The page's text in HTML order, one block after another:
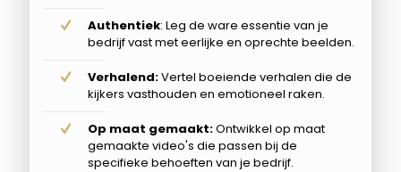
Authentiek: Leg de ware essentie van je
bedrijf vast met eerlijke en oprechte beelden.
Verhalend:Vertel boeiende verhalen die de
kijkers vasthouden en emotioneel raken.
Op maat gemaakt:Ontwikkel op maat
gemaakte video's die passen bij de
specifieke behoeften van je bedrijf.